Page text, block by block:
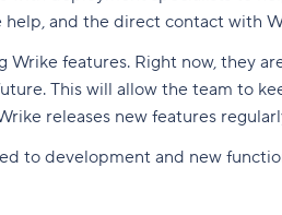
help, and the direct contact with
Wrike features. Right now, they
This will allow the team to
releases new features
to development and new